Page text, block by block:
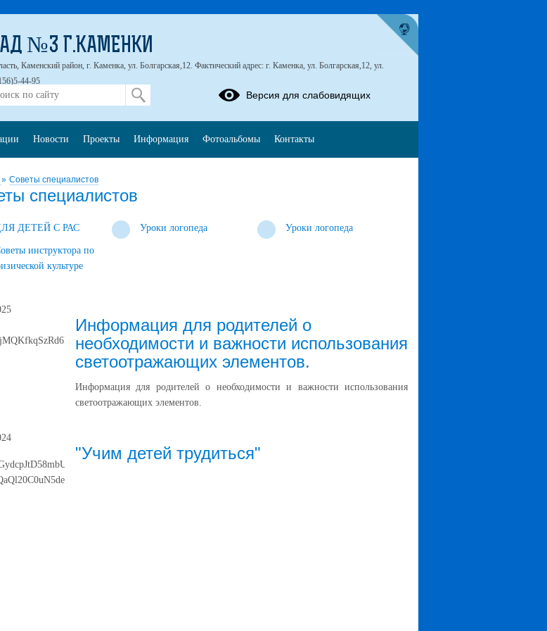
» Советы специалистов
специалистов
ДЕТЕЙ С РАС Уроки логопеда Уроки логопеда
инструктора по
культуре
Информация для родителей о
необходимости и важности использования
светоотражающих элементов.
Информация для родителей о необходимости и важности использования
светоотражающих элементов.
"Учим детей трудиться"
№3 Г.КАМЕНКИ
Каменский район, г. Каменка, ул. Болгарская,12. Фактический адрес: г. Каменка, ул. Болгарская,12, ул.
44-95
Версия для слабовидящих
Новости Проекты Информация Фотоальбомы Контакты